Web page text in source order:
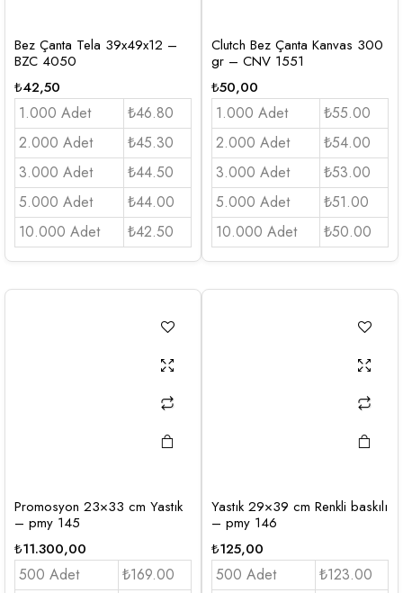
Bez Çanta Tela 39x49x12 –
BZC 4050
₺42,50
1.000 Adet
₺46.80
2.000 Adet
₺45.30
3.000 Adet
₺44.50
5.000 Adet
₺44.00
10.000 Adet
₺42.50
Clutch Bez Çanta Kanvas 300
gr – CNV 1551
₺50,00
1.000 Adet
₺55.00
2.000 Adet
₺54.00
3.000 Adet
₺53.00
5.000 Adet
₺51.00
10.000 Adet
₺50.00
Promosyon 23×33 cm Yastık
– pmy 145
₺11.300,00
500 Adet
₺169.00
Yastık 29×39 cm Renkli baskılı
– pmy 146
₺125,00
500 Adet
₺123.00